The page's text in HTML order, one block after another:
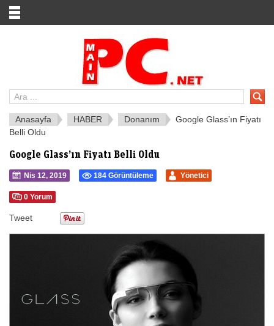
Anasayfa HABER Donanım
Google Glass’ın Fiyatı
Belli Oldu
Google Glass’ın Fiyatı Belli Oldu
Nis 12, 2019 184 Görüntüleme Yönetici
0 Yorum
Tweet